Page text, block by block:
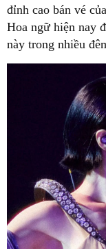
đỉnh cao bán vé
Hoa ngữ hiện nay
này trong nhiều